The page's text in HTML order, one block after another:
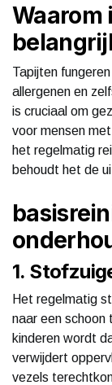
Waarom
Tapijten
allergenen en
is cruciaal om
voor mensen
het regelmatig
behoudt het de
1.
Het regelmatig
naar een schoon
kinderen wordt
verwijdert
vezels